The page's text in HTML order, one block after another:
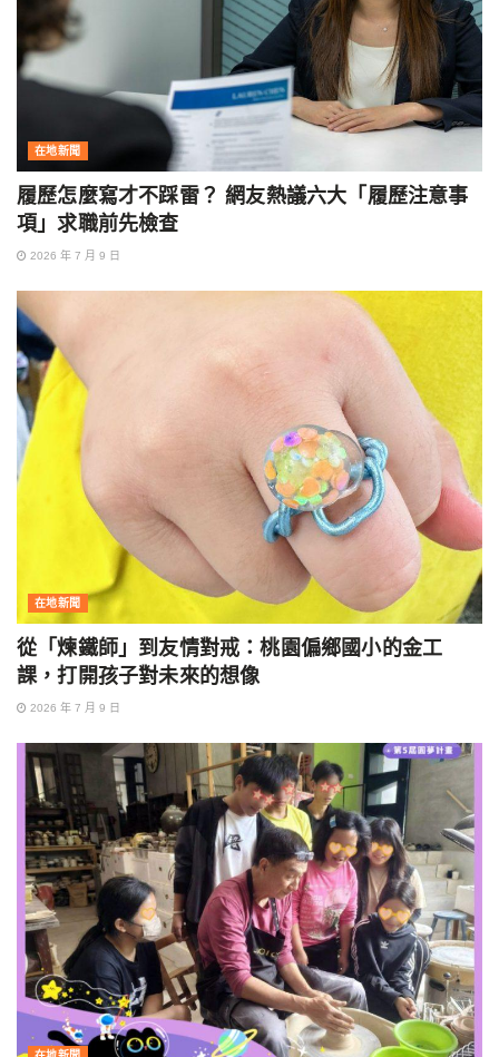
在地新聞
履歷怎麼寫才不踩雷？ 網友熱議六大「履歷注意事
項」求職前先檢查
2026 年 7 月 9 日
在地新聞
從「煉鐵師」到友情對戒：桃園偏鄉國小的金工
課，打開孩子對未來的想像
2026 年 7 月 9 日